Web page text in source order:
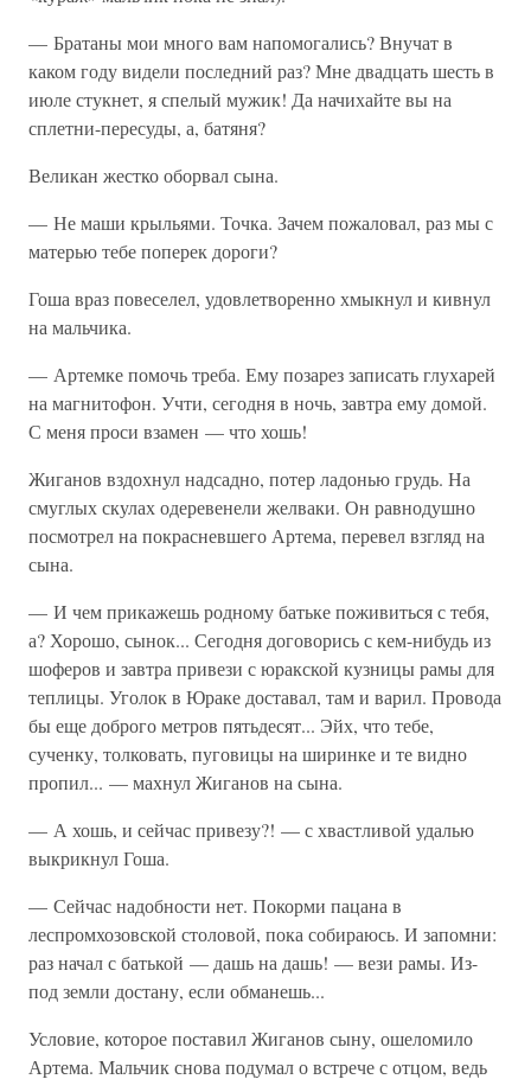
— Братаны мои много вам напомогались? Внучат в
каком году видели последний раз? Мне двадцать шесть в
июле стукнет, я спелый мужик! Да начихайте вы на
сплетни-пересуды, а, батяня?
Великан жестко оборвал сына.
— Не маши крыльями. Точка. Зачем пожаловал, раз мы с
матерью тебе поперек дороги?
Гоша враз повеселел, удовлетворенно хмыкнул и кивнул
на мальчика.
— Артемке помочь треба. Ему позарез записать глухарей
на магнитофон. Учти, сегодня в ночь, завтра ему домой.
С меня проси взамен — что хошь!
Жиганов вздохнул надсадно, потер ладонью грудь. На
смуглых скулах одеревенели желваки. Он равнодушно
посмотрел на покрасневшего Артема, перевел взгляд на
сына.
— И чем прикажешь родному батьке поживиться с тебя,
а? Хорошо, сынок... Сегодня договорись с кем-нибудь из
шоферов и завтра привези с юракской кузницы рамы для
теплицы. Уголок в Юраке доставал, там и варил. Провода
бы еще доброго метров пятьдесят... Эйх, что тебе,
сученку, толковать, пуговицы на ширинке и те видно
пропил... — махнул Жиганов на сына.
— А хошь, и сейчас привезу?! — с хвастливой удалью
выкрикнул Гоша.
— Сейчас надобности нет. Покорми пацана в
леспромхозовской столовой, пока собираюсь. И запомни:
раз начал с батькой — дашь на дашь! — вези рамы. Из-
под земли достану, если обманешь...
Условие, которое поставил Жиганов сыну, ошеломило
Артема. Мальчик снова подумал о встрече с отцом, ведь